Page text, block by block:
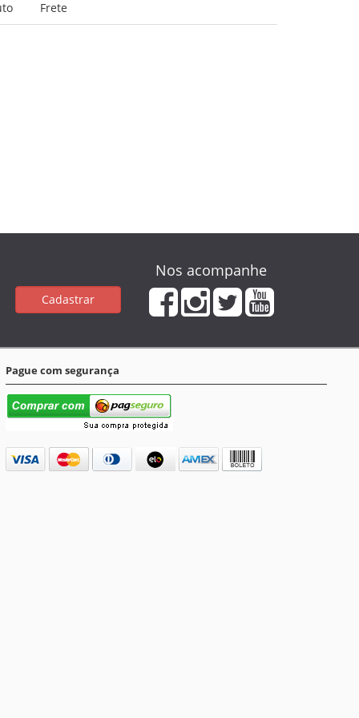
Frete
Cadastrar
Nos acompanhe
Pague com segurança